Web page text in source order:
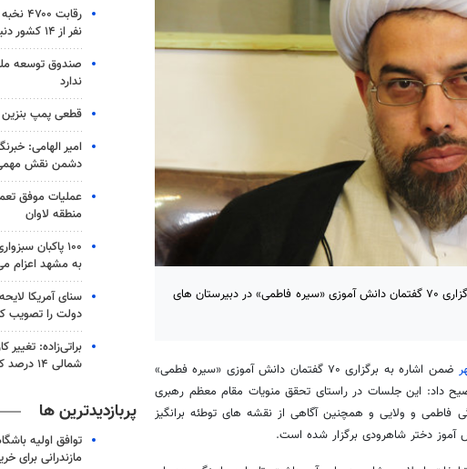
شاهرود- رئیس اداره تبلیغات اسلامی شاهرود از برگزاری ۷۰ گفتمان دانش آموزی «سیره فاطمی» در دبیرستان های
ضمن اشاره به برگزاری ۷۰ گفتمان دانش آموزی «سیره فطمی»
داد: این جلسات در راستای تحقق منویات مقام معظم رهبری
فاطمی و ولایی و همچنین آگاهی از نقشه های توطئه برانگیز
دختر شاهرودی برگزار شده است.
نفر از ۱۴ کشور دنیا
صندوق توسعه
ندارد
قطعی پمپ
امیر الهامی:
دشمن نقش مهمی
عملیات موفق
منطقه لاوان
۱۰۰ پاکبان
به مشهد اعزام
سنای آمریکا
دولت را تصویب
براتی‌زاده: تغییر
شمالی ۱۴ درصد کاهش یافت
پربازدیدترین ها
توافق اولیه
مازندرانی برای